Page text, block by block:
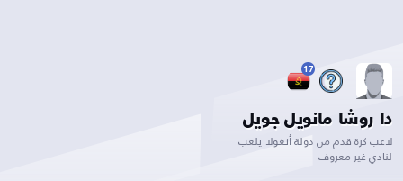
17
دا روشا مانويل جويل
لاعب كرة قدم من دولة أنغولا يلعب
لنادي غير معروف